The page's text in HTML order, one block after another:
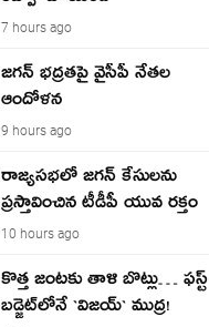
7 hours ago
జ‌గ‌న్ భద్రతపై వైసీపీ నేతల
ఆందోళన
9 hours ago
రాజ్యసభలో జగన్ కేసులను
ప్రస్తావించిన టీడీపీ యువ రక్తం
10 hours ago
కొత్త జంట‌కు తాళి బొట్లు… ఫ‌స్ట్
బ‌డ్జెట్‌లోనే `విజ‌య్` ముద్ర‌!